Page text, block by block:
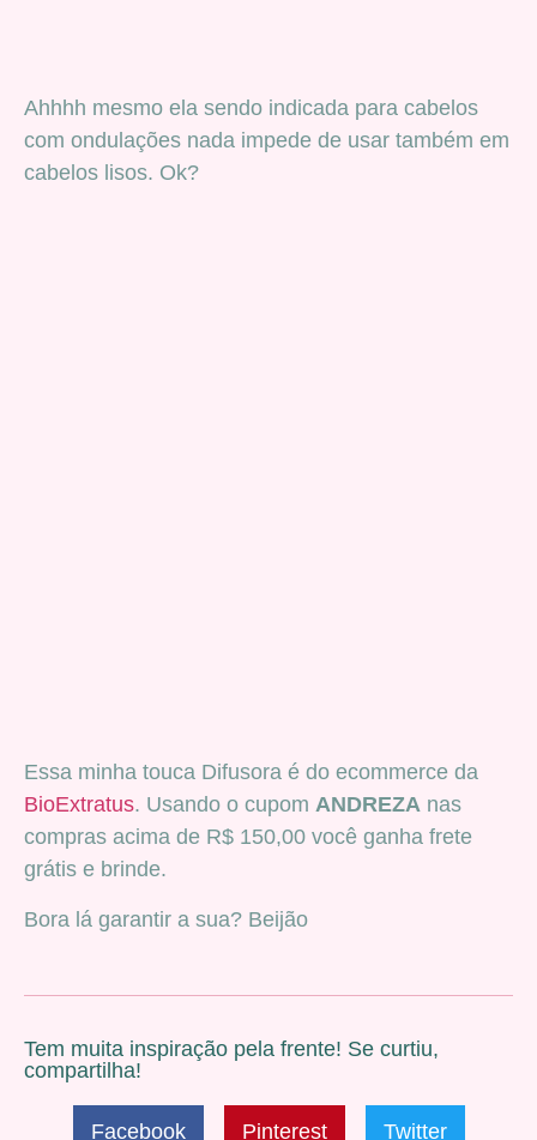
Ahhhh mesmo ela sendo indicada para cabelos
com ondulações nada impede de usar também em
cabelos lisos. Ok?
Essa minha touca Difusora é do ecommerce da
BioExtratus. Usando o cupom ANDREZA nas
compras acima de R$ 150,00 você ganha frete
grátis e brinde.
Bora lá garantir a sua? Beijão
Tem muita inspiração pela frente! Se curtiu,
compartilha!
Facebook Pinterest Twitter